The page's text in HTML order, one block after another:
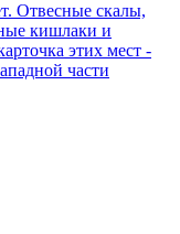
Отвесные скалы,
кишлаки и
этих мест -
части